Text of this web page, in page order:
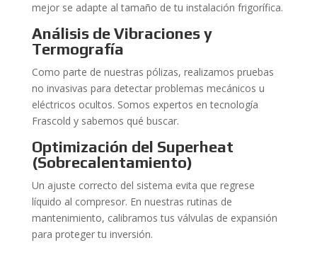
mejor se adapte al tamaño de tu instalación frigorífica.
Análisis de Vibraciones y
Termografía
Como parte de nuestras pólizas, realizamos pruebas
no invasivas para detectar problemas mecánicos u
eléctricos ocultos. Somos expertos en tecnología
Frascold y sabemos qué buscar.
Optimización del Superheat
(Sobrecalentamiento)
Un ajuste correcto del sistema evita que regrese
líquido al compresor. En nuestras rutinas de
mantenimiento, calibramos tus válvulas de expansión
para proteger tu inversión.